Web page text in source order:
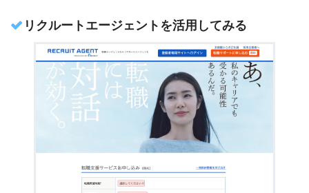
リクルートエージェントを活用してみる